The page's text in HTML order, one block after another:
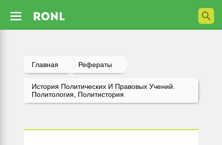
Главная Рефераты
История Политических И Правовых Учений.
Политология, Политистория